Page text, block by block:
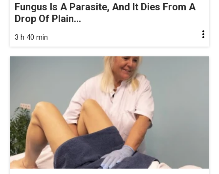
Fungus Is A Parasite, And It Dies From A
Drop Of Plain...
3 h 40 min